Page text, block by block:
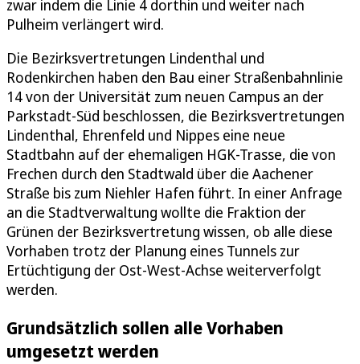
zwar indem die Linie 4 dorthin und weiter nach
Pulheim verlängert wird.
Die Bezirksvertretungen Lindenthal und
Rodenkirchen haben den Bau einer Straßenbahnlinie
14 von der Universität zum neuen Campus an der
Parkstadt-Süd beschlossen, die Bezirksvertretungen
Lindenthal, Ehrenfeld und Nippes eine neue
Stadtbahn auf der ehemaligen HGK-Trasse, die von
Frechen durch den Stadtwald über die Aachener
Straße bis zum Niehler Hafen führt. In einer Anfrage
an die Stadtverwaltung wollte die Fraktion der
Grünen der Bezirksvertretung wissen, ob alle diese
Vorhaben trotz der Planung eines Tunnels zur
Ertüchtigung der Ost-West-Achse weiterverfolgt
werden.
Grundsätzlich sollen alle Vorhaben
umgesetzt werden